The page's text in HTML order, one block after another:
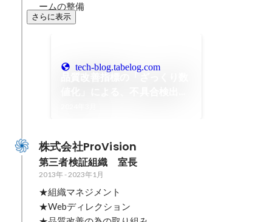
ームの整備
さらに表示
tech-blog.tabelog.com
株式会社ProVision
第三者検証組織　室長
2013年-2023年1月
★組織マネジメント
★Webディレクション